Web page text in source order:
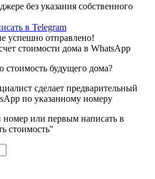
без указания собственного
в Telegram
успешно отправлено!
стоимости дома в WhatsApp
стоимость будущего дома?
сделает предварительный
по указанному номеру
или первым написать в
стоимость"